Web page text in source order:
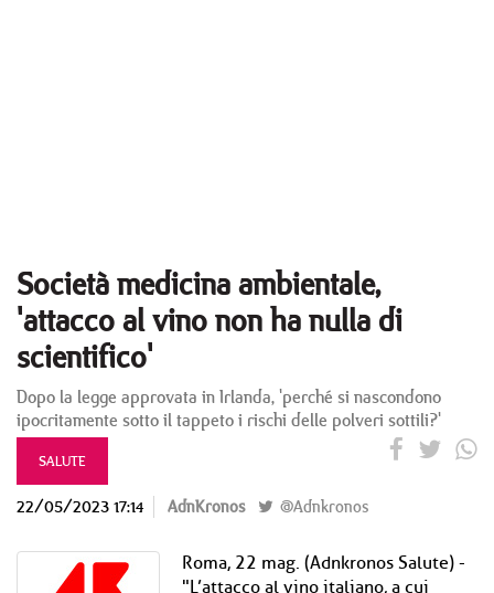
Società medicina ambientale,
'attacco al vino non ha nulla di
scientifico'
Dopo la legge approvata in Irlanda, 'perché si nascondono
ipocritamente sotto il tappeto i rischi delle polveri sottili?'
SALUTE
22/05/2023 17:14 AdnKronos @Adnkronos
Roma, 22 mag. (Adnkronos Salute) -
"L’attacco al vino italiano, a cui